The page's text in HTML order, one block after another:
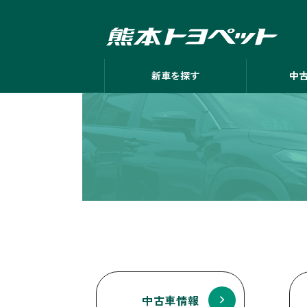
新車を探す 中
中古車情報